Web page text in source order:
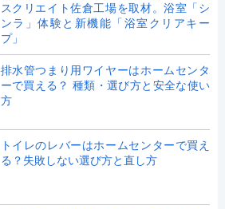
スクリエイト佐倉工場を取材。浴室「シ
ンラ」体験と新機能「浴室クリアキー
プ」
排水管つまり用ワイヤーはホームセンタ
ーで買える？ 種類・選び方と安全な使い
方
トイレのレバーはホームセンターで買え
る？失敗しない選び方と直し方